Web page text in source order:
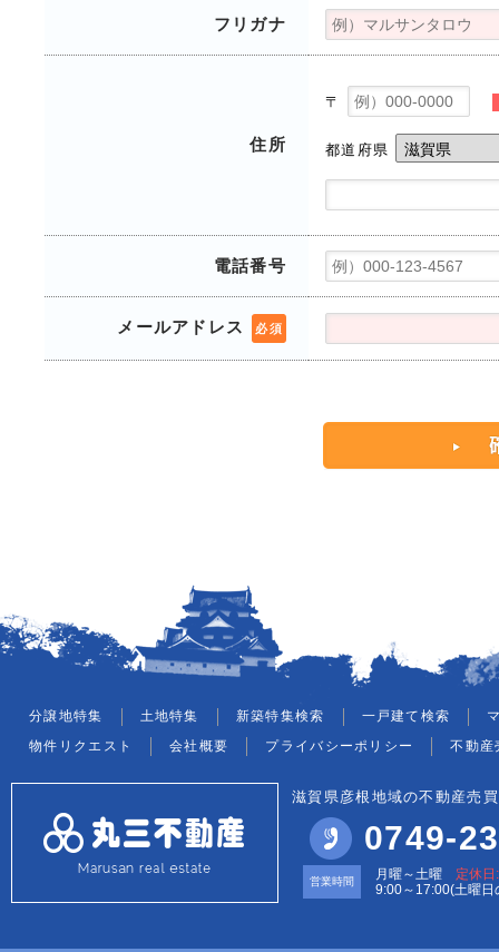
フリガナ
住所
〒
都道府県
電話番号
メールアドレス 必須
分譲地特集 土地特集 新築特集検索 一戸建て検索
物件リクエスト
会社概要 プライバシーポリシー 不動産
滋賀県彦根地域の不動産売
0749-
営業時間 月曜～土曜 定休
9:00～17:00(土曜日